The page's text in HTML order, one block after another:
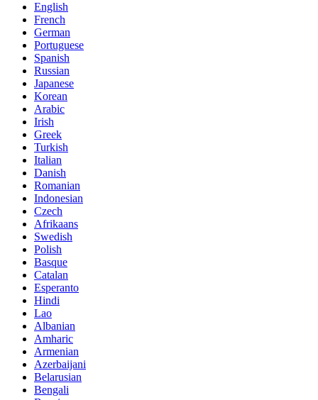
English
French
German
Portuguese
Spanish
Russian
Japanese
Korean
Arabic
Irish
Greek
Turkish
Italian
Danish
Romanian
Indonesian
Czech
Afrikaans
Swedish
Polish
Basque
Catalan
Esperanto
Hindi
Lao
Albanian
Amharic
Armenian
Azerbaijani
Belarusian
Bengali